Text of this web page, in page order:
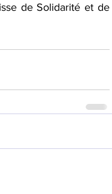
de Solidarité et de